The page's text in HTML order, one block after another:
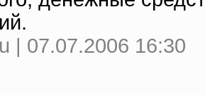
| 07.07.2006 16:30